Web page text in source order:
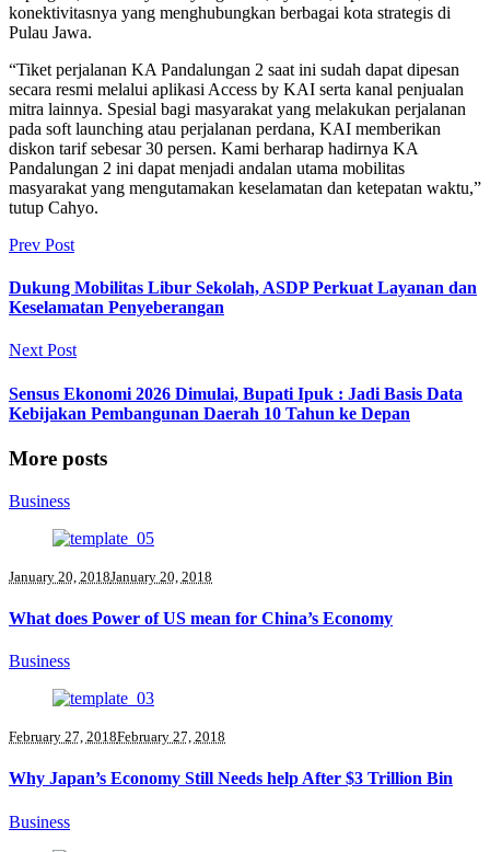
konektivitasnya yang menghubungkan berbagai kota strategis di
Pulau Jawa.
“Tiket perjalanan KA Pandalungan 2 saat ini sudah dapat dipesan
secara resmi melalui aplikasi Access by KAI serta kanal penjualan
mitra lainnya. Spesial bagi masyarakat yang melakukan perjalanan
pada soft launching atau perjalanan perdana, KAI memberikan
diskon tarif sebesar 30 persen. Kami berharap hadirnya KA
Pandalungan 2 ini dapat menjadi andalan utama mobilitas
masyarakat yang mengutamakan keselamatan dan ketepatan waktu,”
tutup Cahyo.
Prev Post
Dukung Mobilitas Libur Sekolah, ASDP Perkuat Layanan dan
Keselamatan Penyeberangan
Next Post
Sensus Ekonomi 2026 Dimulai, Bupati Ipuk : Jadi Basis Data
Kebijakan Pembangunan Daerah 10 Tahun ke Depan
More posts
Business
January 20, 2018January 20, 2018
What does Power of US mean for China’s Economy
Business
February 27, 2018February 27, 2018
Why Japan’s Economy Still Needs help After $3 Trillion Bin
Business